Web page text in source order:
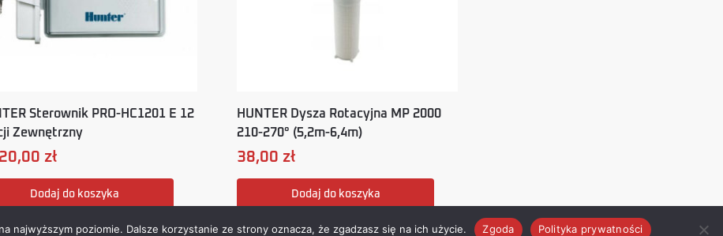
Sterownik PRO-HC1201 E 12
Zewnętrzny
zł
Dodaj do koszyka
HUNTER Dysza Rotacyjna MP 2000
210-270° (5,2m-6,4m)
38,00 zł
Dodaj do koszyka
najwyższym poziomie. Dalsze korzystanie ze strony oznacza, że zgadzasz się na ich użycie. Zgoda Polityka prywatności